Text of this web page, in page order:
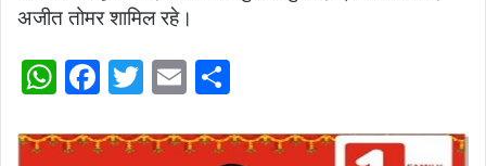
अजीत तोमर शामिल रहे।
W
at
F
c
T
itt
E
ai ar